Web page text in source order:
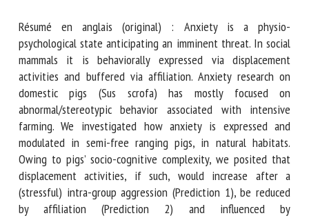
bien-être et de la biologie des porcs.
Résumé en anglais (original) : Anxiety is a physio-
psychological state anticipating an imminent threat. In
social mammals it is behaviorally expressed via
displacement activities and buffered via affiliation. Anxiety
research on domestic pigs (Sus scrofa) has mostly focused
on abnormal/stereotypic behavior associated with intensive
farming. We investigated how anxiety is expressed and
modulated in semi-free ranging pigs, in natural habitats.
Owing to pigs’ socio-cognitive complexity, we posited that
displacement activities, if such, would increase after a